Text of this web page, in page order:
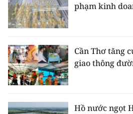
phạm kinh
Cần Thơ tăng
giao thông
Hồ nước ngọt